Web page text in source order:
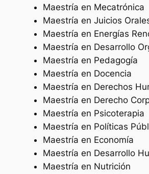
Maestría en Mecatrónica
Maestría en Juicios
Maestría en Energías
Maestría en Desarrollo
Maestría en Pedagogía
Maestría en Docencia
Maestría en Derechos
Maestría en Derecho
Maestría en Psicoterapia
Maestría en Políticas
Maestría en Economía
Maestría en Desarrollo
Maestría en Nutrición